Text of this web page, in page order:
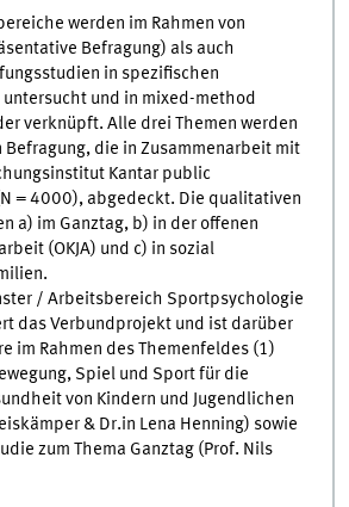
werden im Rahmen von
Befragung) als auch
in spezifischen
und in mixed-method
verknüpft. Alle drei Themen werden
die in Zusammenarbeit mit
Kantar public
= 4000), abgedeckt. Die qualitativen
a) im Ganztag, b) in der offenen
(OKJA) und c) in sozial
/ Arbeitsbereich Sportpsychologie
das Verbundprojekt und ist darüber
im Rahmen des Themenfeldes (1)
Spiel und Sport für die
von Kindern und Jugendlichen
& Dr.in Lena Henning) sowie
zum Thema Ganztag (Prof. Nils